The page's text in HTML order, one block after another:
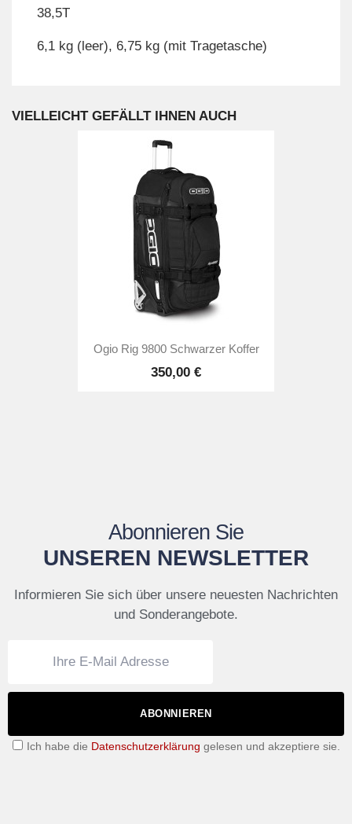
38,5T
6,1 kg (leer), 6,75 kg (mit Tragetasche)
VIELLEICHT GEFÄLLT IHNEN AUCH
Ogio Rig 9800 Schwarzer Koffer
350,00 €
Abonnieren Sie
UNSEREN NEWSLETTER
Informieren Sie sich über unsere neuesten Nachrichten
und Sonderangebote.
ABONNIEREN
Ich habe die Datenschutzerklärung gelesen und akzeptiere sie.